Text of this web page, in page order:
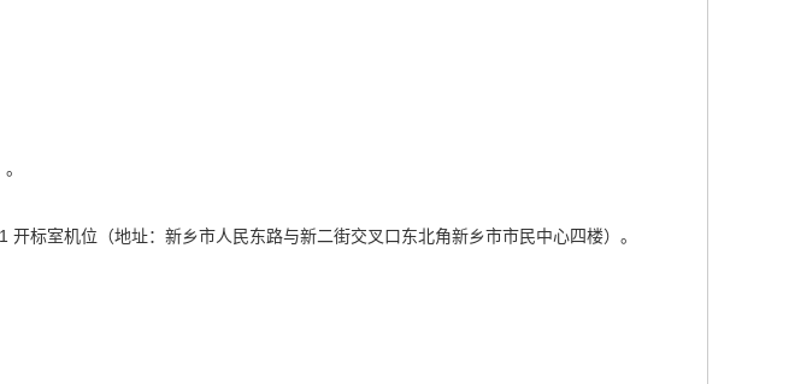
标室机位（地址：新乡市人民东路与新二街交叉口东北角新乡市市民中心四楼）。